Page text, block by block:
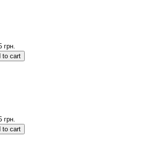
грн.
грн.